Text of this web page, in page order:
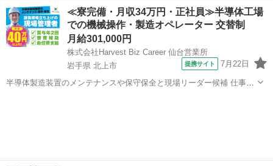
徳島 徳島市 府中駅 その他 キャンピングトレーラー
≪寮完備・月収34万円・正社員≫半導体工場
での機械操作・製造オペレーター 交替制
月給301,000円
株式会社Harvest Biz Career 仙台営業所
岩手県 北上市
提携サイト 7月22日
半導体製造装置のメンテナンスや保守保全と現場リーダー候補 仕事内